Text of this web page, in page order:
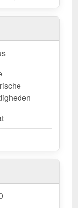
uitgezonderd